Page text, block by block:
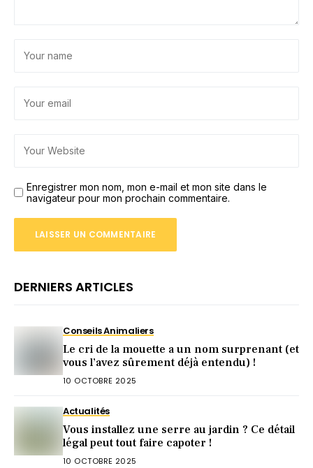
Enregistrer mon nom, mon e-mail et mon site dans le
navigateur pour mon prochain commentaire.
DERNIERS ARTICLES
Conseils Animaliers
Le cri de la mouette a un nom surprenant (et
vous l’avez sûrement déjà entendu) !
10 OCTOBRE 2025
Actualités
Vous installez une serre au jardin ? Ce détail
légal peut tout faire capoter !
10 OCTOBRE 2025